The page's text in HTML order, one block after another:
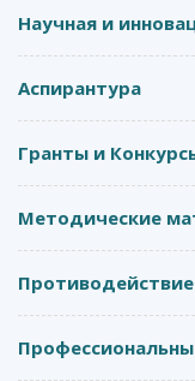
Научная и
Аспирантура
Гранты и
Методические